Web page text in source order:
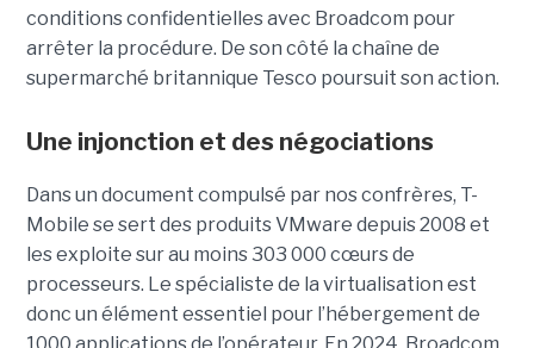
conditions confidentielles avec Broadcom pour
arrêter la procédure. De son côté la chaîne de
supermarché britannique Tesco poursuit son action.
Une injonction et des négociations
Dans un document compulsé par nos confrères, T-
Mobile se sert des produits VMware depuis 2008 et
les exploite sur au moins 303 000 cœurs de
processeurs. Le spécialiste de la virtualisation est
donc un élément essentiel pour l’hébergement de